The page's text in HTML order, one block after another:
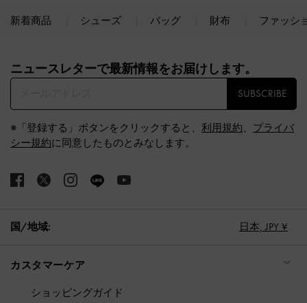
新着商品 シューズ バッグ 財布 ファッシ
ニュースレターで最新情報をお届けします。​
SUBSCRIBE
※「登録する」ボタンをクリックすると、 利用規約、 プライバ
シー規約に同意したものとみなします。
国/地域: 日本, JPY ¥
カスタマーケア
ショッピングガイド